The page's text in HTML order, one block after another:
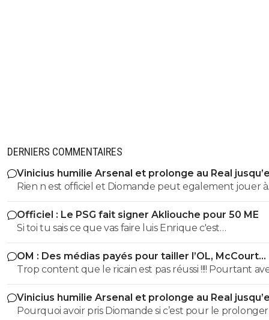
DERNIERS COMMENTAIRES
Vinicius humilie Arsenal et prolonge au Real
2032
Rien n est officiel et Diomande peut egalement jouer à
droite
Officiel : Le PSG fait signer Akliouche pour 50 ME
Si toi tu sais ce que vas faire luis Enrique c'est
impressionnant... mais comme d habitude tu racontes
n importe quoi en essayant de retomber sur tes pieds!!
et débile depuis toujours mon simplet
OM : Des médias payés pour tailler l’OL, McCourt
accusé
Trop content que le ricain est pas réussi !!!! Pourtant avec
tous ses millions c est zéro titres !!! Sale ricain !! Va jouer
petite coupe d europe tocard....et nous j espère notre
titre de champion ! Et au moins une demi c1 !! ....sale ricain de
Vinicius humilie Arsenal et prolonge au Real
2032
Pourquoi avoir pris Diomande si c’est pour le